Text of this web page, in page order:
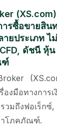
รซื้อขายสิน
ยประเภท ไ
ดัชนี หุ้
ฑ์
รื่องมือทางการ
วมถึงฟอเร็ก
โภคภัณฑ์.